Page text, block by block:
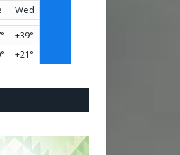
Wed
+39°
+21°